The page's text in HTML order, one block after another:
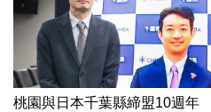
桃園與日本千葉縣締盟10週年